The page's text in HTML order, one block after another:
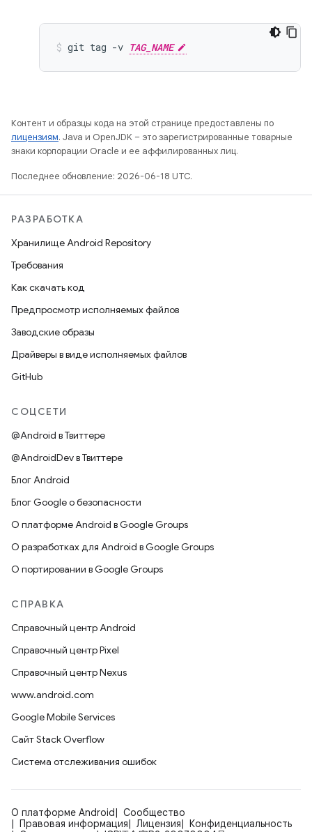
git tag -v TAG_NAME
Контент и образцы кода на этой странице предоставлены по
лицензиям. Java и OpenJDK – это зарегистрированные товарные
знаки корпорации Oracle и ее аффилированных лиц.
Последнее обновление: 2026-06-18 UTC.
РАЗРАБОТКА
Хранилище Android Repository
Требования
Как скачать код
Предпросмотр исполняемых файлов
Заводские образы
Драйверы в виде исполняемых файлов
GitHub
СОЦСЕТИ
@Android в Твиттере
@AndroidDev в Твиттере
Блог Android
Блог Google о безопасности
О платформе Android в Google Groups
О разработках для Android в Google Groups
О портировании в Google Groups
СПРАВКА
Справочный центр Android
Справочный центр Pixel
Справочный центр Nexus
www.android.com
Google Mobile Services
Сайт Stack Overflow
Система отслеживания ошибок
О платформе Android
Сообщество
Правовая информация
Лицензия
Конфиденциальность